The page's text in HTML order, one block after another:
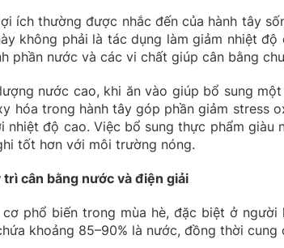
ích thường được nhắc đến của hành tây
không phải là tác dụng làm giảm nhiệt
phần nước và các vi chất giúp cân bằng
nước cao, khi ăn vào giúp bổ sung
hóa trong hành tây góp phần giảm stress
nhiệt độ cao. Việc bổ sung thực phẩm giàu
tốt hơn với môi trường nóng.
trì cân bằng nước và điện giải
phổ biến trong mùa hè, đặc biệt ở
khoảng 85–90% là nước, đồng thời